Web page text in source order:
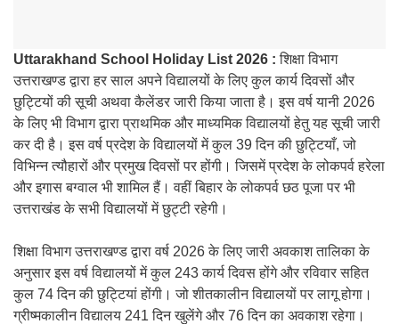
Uttarakhand School Holiday List 2026 : शिक्षा विभाग
उत्तराखण्ड द्वारा हर साल अपने विद्यालयों के लिए कुल कार्य दिवसों और
छुट्टियों की सूची अथवा कैलेंडर जारी किया जाता है। इस वर्ष यानी 2026
के लिए भी विभाग द्वारा प्राथमिक और माध्यमिक विद्यालयों हेतु यह सूची जारी
कर दी है। इस वर्ष प्रदेश के विद्यालयों में कुल 39 दिन की छुट्टियाँ, जो
विभिन्न त्यौहारों और प्रमुख दिवसों पर होंगी। जिसमें प्रदेश के लोकपर्व हरेला
और इगास बग्वाल भी शामिल हैं। वहीं बिहार के लोकपर्व छठ पूजा पर भी
उत्तराखंड के सभी विद्यालयों में छुट्टी रहेगी।
शिक्षा विभाग उत्तराखण्ड द्वारा वर्ष 2026 के लिए जारी अवकाश तालिका के
अनुसार इस वर्ष विद्यालयों में कुल 243 कार्य दिवस होंगे और रविवार सहित
कुल 74 दिन की छुट्टियां होंगी। जो शीतकालीन विद्यालयों पर लागू होगा।
ग्रीष्मकालीन विद्यालय 241 दिन खुलेंगे और 76 दिन का अवकाश रहेगा।